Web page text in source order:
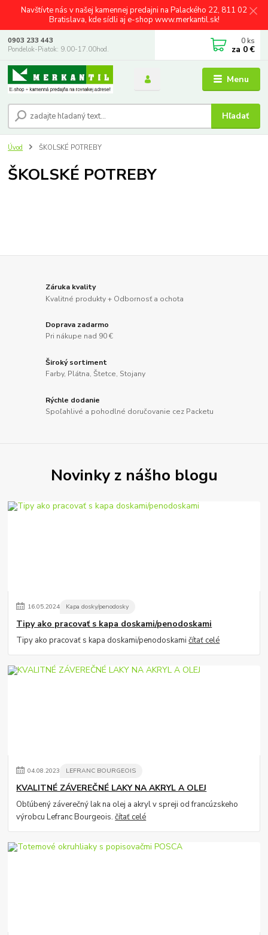
Navštívte nás v našej kamennej predajni na Palackého 22, 811 02
Bratislava, kde sídli aj e-shop www.merkantil.sk!
Menu
Hľadať
0903 233 443
Pondelok-Piatok: 9.00-17.00hod.
0 ks
za 0 €
Úvod ŠKOLSKÉ POTREBY
ŠKOLSKÉ POTREBY
Záruka kvality
Kvalitné produkty + Odbornosť a ochota
Doprava zadarmo
Pri nákupe nad 90 €
Široký sortiment
Farby, Plátna, Štetce, Stojany
Rýchle dodanie
Spoľahlivé a pohodlné doručovanie cez Packetu
Novinky z nášho blogu
16.05.2024 Kapa dosky/penodosky
Tipy ako pracovať s kapa doskami/penodoskami
Tipy ako pracovať s kapa doskami/penodoskamičítať celé
04.08.2023 LEFRANC BOURGEOIS
KVALITNÉ ZÁVEREČNÉ LAKY NA AKRYL A OLEJ
Obľúbený záverečný lak na olej a akryl v spreji od francúzskeho
výrobcu Lefranc Bourgeois.čítať celé